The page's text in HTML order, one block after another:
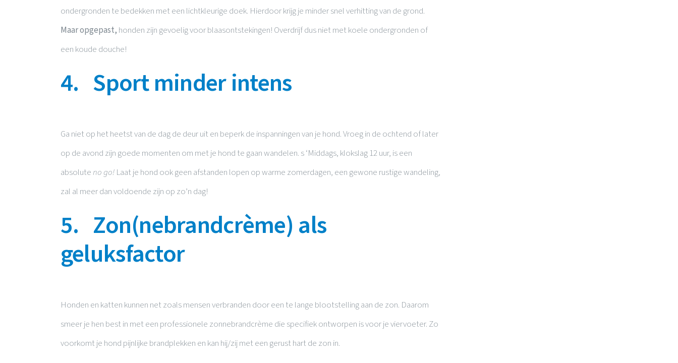
ondergronden te bedekken met een lichtkleurige doek. Hierdoor krijg je minder snel verhitting van de grond.
Maar opgepast, honden zijn gevoelig voor blaasontstekingen! Overdrijf dus niet met koele ondergronden of
een koude douche!
4. Sport minder intens
Ga niet op het heetst van de dag de deur uit en beperk de inspanningen van je hond. Vroeg in de ochtend of later
op de avond zijn goede momenten om met je hond te gaan wandelen. s ‘Middags, klokslag 12 uur, is een
absoluteno go! Laat je hond ook geen afstanden lopen op warme zomerdagen, een gewone rustige wandeling,
zal al meer dan voldoende zijn op zo’n dag!
5. Zon(nebrandcrème) als
geluksfactor
Honden en katten kunnen net zoals mensen verbranden door een te lange blootstelling aan de zon. Daarom
smeer je hen best in met een professionele zonnebrandcrème die specifiek ontworpen is voor je viervoeter. Zo
voorkomt je hond pijnlijke brandplekken en kan hij/zij met een gerust hart de zon in.